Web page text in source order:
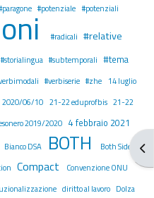
#potenziale #potenziali
#radicali #relative
#storialingua #subtemporali #tema
#verbiserie #zhe 14 luglio
2020/06/10 21-22 eduprofbis 21-22
2019/2020 4 febbraio 2021
Bianco DSA BOTH
Both Sides
Compact
Convenzione ONU
diritto al lavoro Dolza